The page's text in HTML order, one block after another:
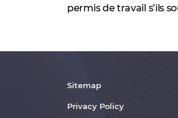
permis de travail s’ils
Sitemap
Privacy Policy